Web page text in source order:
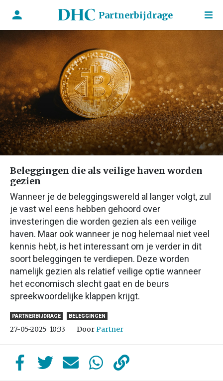
Partnerbijdrage
Beleggingen die als veilige haven worden
gezien
Wanneer je de beleggingswereld al langer volgt, zul
je vast wel eens hebben gehoord over
investeringen die worden gezien als een veilige
haven. Maar ook wanneer je nog helemaal niet veel
kennis hebt, is het interessant om je verder in dit
soort beleggingen te verdiepen. Deze worden
namelijk gezien als relatief veilige optie wanneer
het economisch slecht gaat en de beurs
spreekwoordelijke klappen krijgt.
PARTNERBIJDRAGE BELEGGINGEN
27-05-2025 10:33 DoorPartner